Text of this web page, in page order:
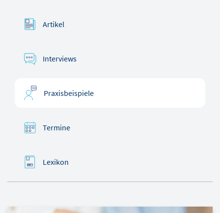
Artikel
Interviews
Praxisbeispiele
Termine
Lexikon